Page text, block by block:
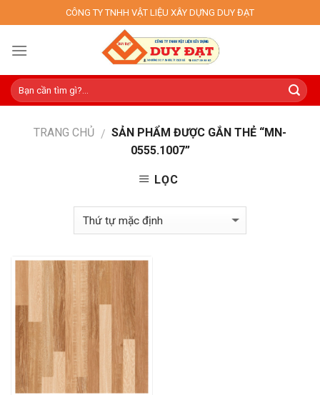
to
content
CÔNG TY TNHH VẬT LIỆU XÂY DỰNG DUY ĐẠT
TRANG CHỦ / SẢN PHẨM ĐƯỢC GẮN THẺ “MN-
0555.1007”
LỌC